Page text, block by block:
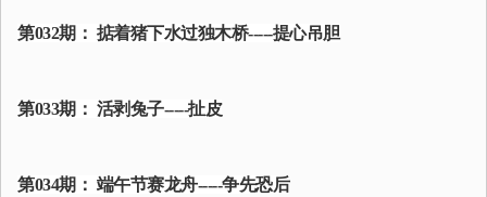
第032期： 掂着猪下水过独木桥-----提心吊胆
第033期： 活剥兔子-----扯皮
第034期： 端午节赛龙舟-----争先恐后